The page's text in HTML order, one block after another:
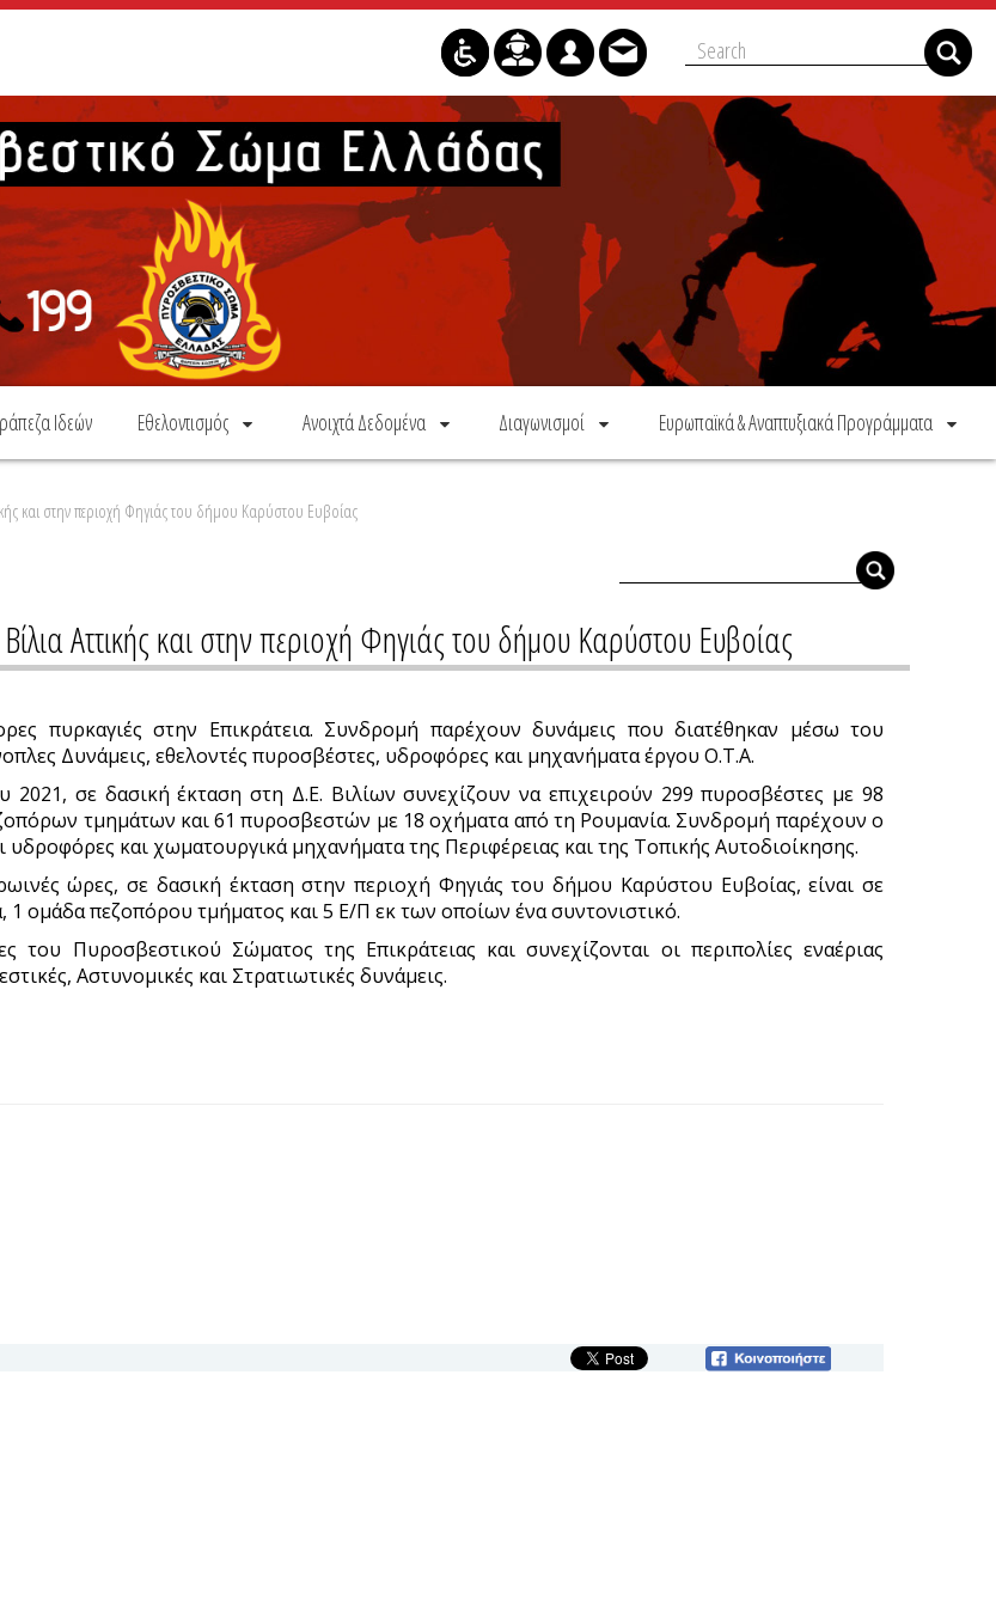
Ιδεών Εθελοντισμός Ανοιχτά Δεδομένα Διαγωνισμοί Ευρωπαϊκά & Αναπτυξιακά Προγράμματα
και στην περιοχή Φηγιάς του δήμου Καρύστου Ευβοίας
Αττικής και στην περιοχή Φηγιάς του δήμου Καρύστου Ευβοίας
πυρκαγιές στην Επικράτεια. Συνδρομή παρέχουν δυνάμεις που διατέθηκαν μέσω του
Δυνάμεις, εθελοντές πυροσβέστες, υδροφόρες και μηχανήματα έργου Ο.Τ.Α.
σε δασική έκταση στη Δ.Ε. Βιλίων συνεχίζουν να επιχειρούν 299 πυροσβέστες με 98
τμημάτων και 61 πυροσβεστών με 18 οχήματα από τη Ρουμανία. Συνδρομή παρέχουν ο
και χωματουργικά μηχανήματα της Περιφέρειας και της Τοπικής Αυτοδιοίκησης.
ώρες, σε δασική έκταση στην περιοχή Φηγιάς του δήμου Καρύστου Ευβοίας, είναι σε
1 ομάδα πεζοπόρου τμήματος και 5 Ε/Π εκ των οποίων ένα συντονιστικό.
του Πυροσβεστικού Σώματος της Επικράτειας και συνεχίζονται οι περιπολίες εναέριας
Αστυνομικές και Στρατιωτικές δυνάμεις.